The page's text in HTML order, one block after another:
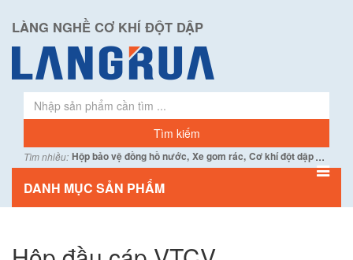
LÀNG NGHỀ CƠ KHÍ ĐỘT DẬP
Tìm nhiều: Hộp bảo vệ đồng hồ nước, Xe gom rác, Cơ khí đột dập...
DANH MỤC SẢN PHẨM